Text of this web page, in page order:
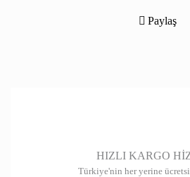
yetersiz gördüğünüz noktaları öneri formunu
Ürün fiyatı diğer sitelerden daha pahalı.
Paylaş
HIZLI KARGO
Türkiye'nin her yerine